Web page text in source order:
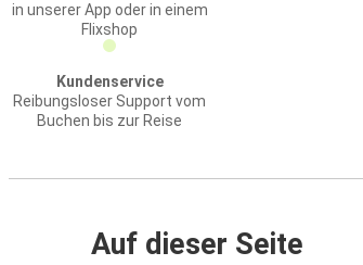
in unserer App oder in einem
Flixshop
Kundenservice
Reibungsloser Support vom
Buchen bis zur Reise
Auf dieser Seite